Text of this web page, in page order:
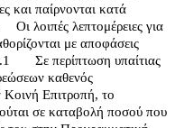
και παίρνονται κατά
Οι λοιπές λεπτομέρειες για
με αποφάσεις
Σε περίπτωση υπαίτιας
καθενός
Επιτροπή, το
σε καταβολή ποσού που